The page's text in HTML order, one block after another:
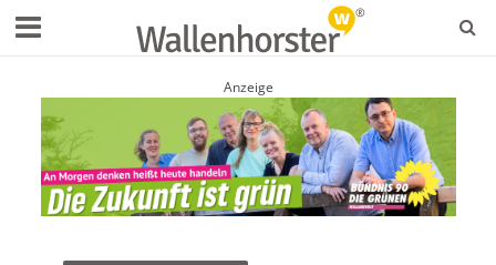
Anzeige